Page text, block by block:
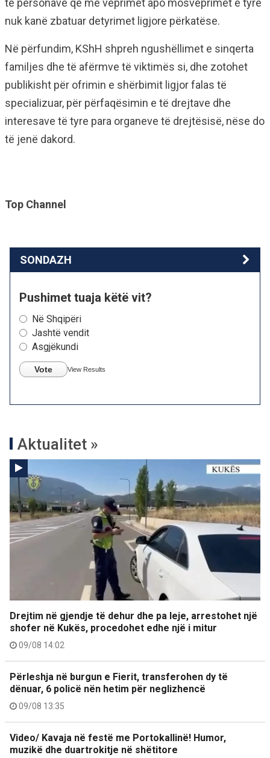
të personave që me veprimet apo mosveprimet e tyre
nuk kanë zbatuar detyrimet ligjore përkatëse.
Në përfundim, KShH shpreh ngushëllimet e sinqerta
familjes dhe të afërmve të viktimës si, dhe zotohet
publikisht për ofrimin e shërbimit ligjor falas të
specializuar, për përfaqësimin e të drejtave dhe
interesave të tyre para organeve të drejtësisë, nëse do
të jenë dakord.
Top Channel
SONDAZH
Pushimet tuaja këtë vit?
Në Shqipëri
Jashtë vendit
Asgjëkundi
Vote View Results
Aktualitet »
Drejtim në gjendje të dehur dhe pa leje, arrestohet një
shofer në Kukës, procedohet edhe një i mitur
09/08 14:02
Përleshja në burgun e Fierit, transferohen dy të
dënuar, 6 policë nën hetim për neglizhencë
09/08 13:35
Video/ Kavaja në festë me Portokallinë! Humor,
muzikë dhe duartrokitje në shëtitore